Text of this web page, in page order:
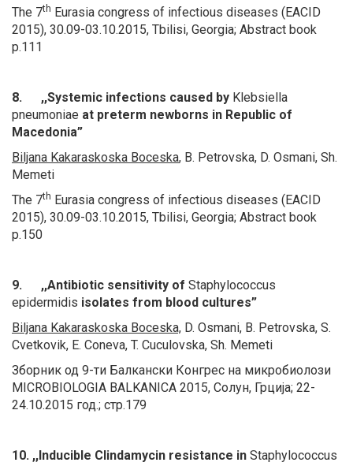
The 7th Eurasia congress of infectious diseases (EACID
2015), 30.09-03.10.2015, Tbilisi, Georgia; Abstract book
p.111
8. ,,Systemic infections caused by Klebsiella
pneumoniae at preterm newborns in Republic of
Macedonia”
Biljana Kakaraskoska Boceska, B. Petrovska, D. Osmani, Sh.
Memeti
The 7th Eurasia congress of infectious diseases (EACID
2015), 30.09-03.10.2015, Tbilisi, Georgia; Abstract book
p.150
9. ,,Antibiotic sensitivity of Staphylococcus
epidermidis isolates from blood cultures”
Biljana Kakaraskoska Boceska, D. Osmani, B. Petrovska, S.
Cvetkovik, E. Coneva, T. Cuculovska, Sh. Memeti
Зборник од 9-ти Балкански Конгрес на микробиолози
MICROBIOLOGIA BALKANICA 2015, Солун, Грција; 22-
24.10.2015 год.; стр.179
10. ,,Inducible Clindamycin resistance in Staphylococcus